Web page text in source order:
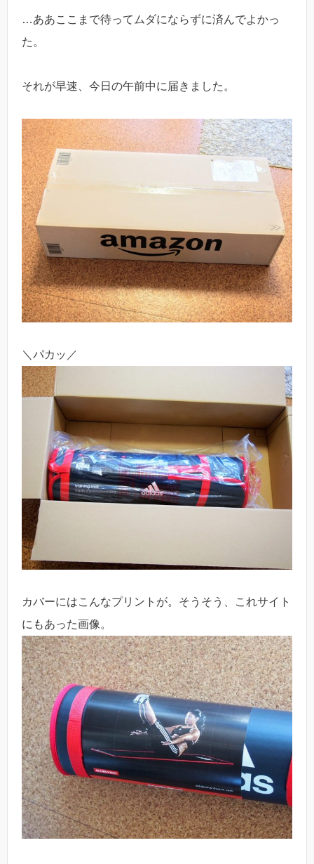
…ああここまで待ってムダにならずに済んでよかっ
た。
それが早速、今日の午前中に届きました。
＼パカッ／
カバーにはこんなプリントが。そうそう、これサイト
にもあった画像。